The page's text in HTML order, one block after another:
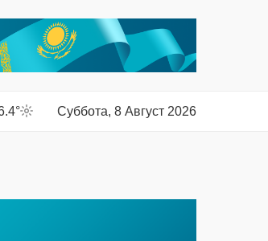
Суббота, 8 Август 2026